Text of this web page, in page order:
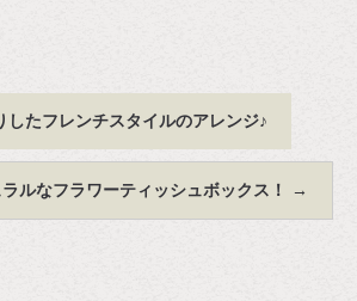
したフレンチスタイルのアレンジ♪
ルなフラワーティッシュボックス！ →